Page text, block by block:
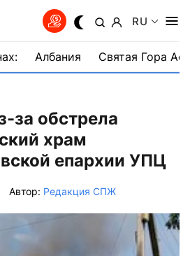
RU
Албания Святая Гора
за обстрела
храм
епархии УПЦ
Автор: Редакция СПЖ